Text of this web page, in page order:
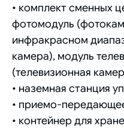
• комплект сменных
фотомодуль
инфракрасном
камера), модуль
(телевизионная
• наземная станция
• приемо-
• контейнер для